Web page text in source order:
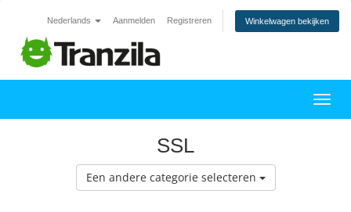
Nederlands Aanmelden Registreren Winkelwagen bekijken
SSL
Een andere categorie selecteren